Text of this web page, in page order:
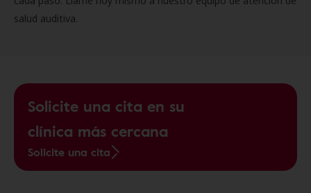
salud auditiva.
Solicite una cita en su
clínica más cercana
Solicite una cita